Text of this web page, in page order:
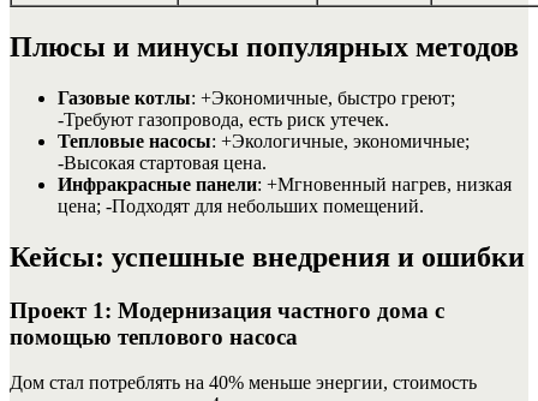
Плюсы и минусы популярных методов
Газовые котлы: +Экономичные, быстро греют;
-Требуют газопровода, есть риск утечек.
Тепловые насосы: +Экологичные, экономичные;
-Высокая стартовая цена.
Инфракрасные панели: +Мгновенный нагрев, низкая
цена; -Подходят для небольших помещений.
Кейсы: успешные внедрения и ошибки
Проект 1: Модернизация частного дома с
помощью теплового насоса
Дом стал потреблять на 40% меньше энергии, стоимость